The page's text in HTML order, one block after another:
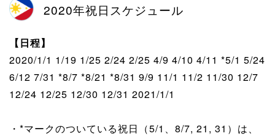
2020年祝日スケジュール
【日程】
2020/1/1 1/19 1/25 2/24 2/25 4/9 4/10 4/11 *5/1 5/24
6/12 7/31 *8/7 *8/21 *8/31 9/9 11/1 11/2 11/30 12/7
12/24 12/25 12/30 12/31 2021/1/1
・*マークのついている祝日（5/1、8/7, 21, 31）は、